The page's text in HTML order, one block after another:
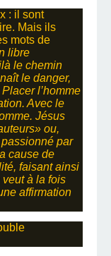
: il sont
Mais ils
mots de
libre
le chemin
le danger,
l’homme
Avec le
Jésus
ou,
par
cause de
faisant ainsi
à la fois
affirmation